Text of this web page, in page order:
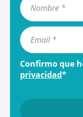
Confirmo que
privacidad*